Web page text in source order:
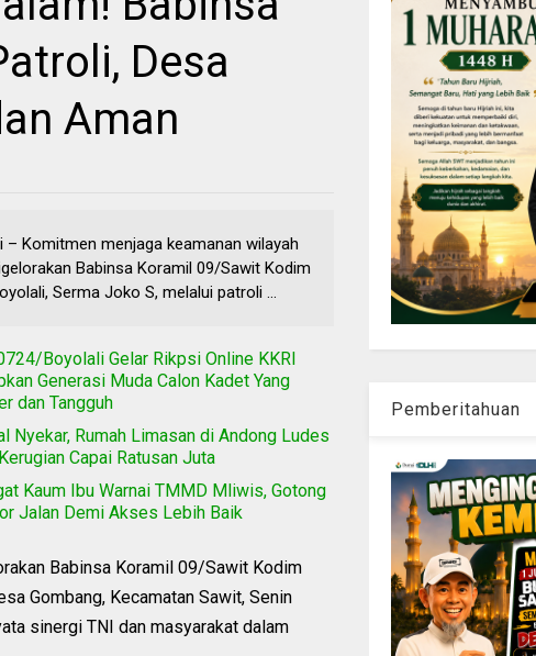
Desa
Aman
– Komitmen menjaga keamanan wilayah
Babinsa Koramil 09/Sawit Kodim
Serma Joko S, melalui patroli ...
Boyolali Gelar Rikpsi Online KKRI
Generasi Muda Calon Kadet Yang
dan Tangguh
Nyekar, Rumah Limasan di Andong Ludes
Capai Ratusan Juta
Kaum Ibu Warnai TMMD Mliwis, Gotong
Jalan Demi Akses Lebih Baik
Babinsa Koramil 09/Sawit Kodim
Gombang, Kecamatan Sawit, Senin
sinergi TNI dan masyarakat dalam
Pemberitahuan